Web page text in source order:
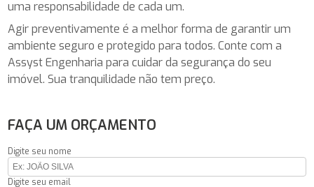
uma responsabilidade de cada um.
Agir preventivamente é a melhor forma de garantir um
ambiente seguro e protegido para todos. Conte com a
Assyst Engenharia para cuidar da segurança do seu
imóvel. Sua tranquilidade não tem preço.
FAÇA UM ORÇAMENTO
Digite seu nome
Digite seu email